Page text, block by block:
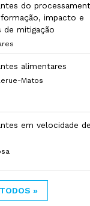
do
impacto e
de mitigação
alimentares
Matos
em velocidade de
»